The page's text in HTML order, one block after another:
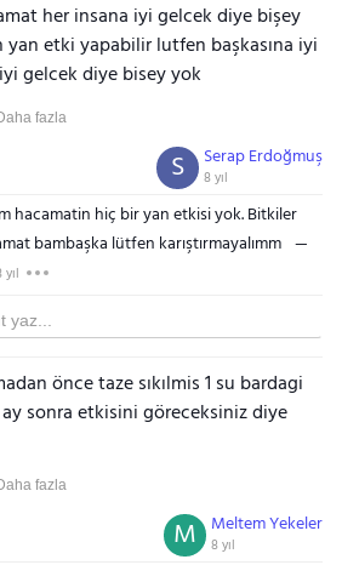
her insana iyi gelcek diye bişey
yan etki yapabilir lutfen başkasına iyi
gelcek diye bisey yok
fazla
Serap Erdoğmuş
8 yıl
S
hacamatin hiç bir yan etkisi yok. Bitkiler
bambaşka lütfen karıştırmayalımm
yıl
önce taze sıkılmis 1 su bardagi
sonra etkisini göreceksiniz diye
fazla
Meltem Yekeler
8 yıl
M